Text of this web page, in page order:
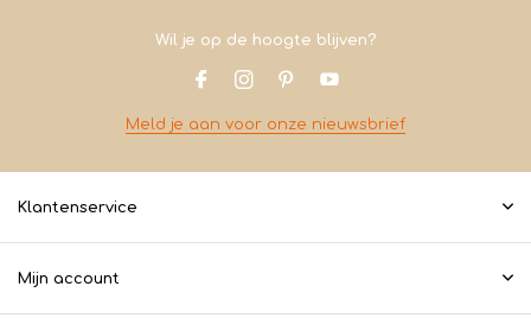
Wil je op de hoogte blijven?
Meld je aan voor onze nieuwsbrief
Klantenservice
Mijn account